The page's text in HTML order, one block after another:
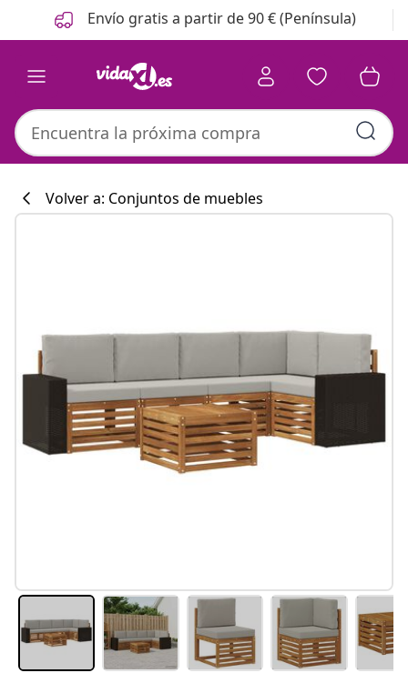
Anterior
Siguiente Envío gratis a partir de 90 € (Península)
Volver a: Conjuntos de muebles